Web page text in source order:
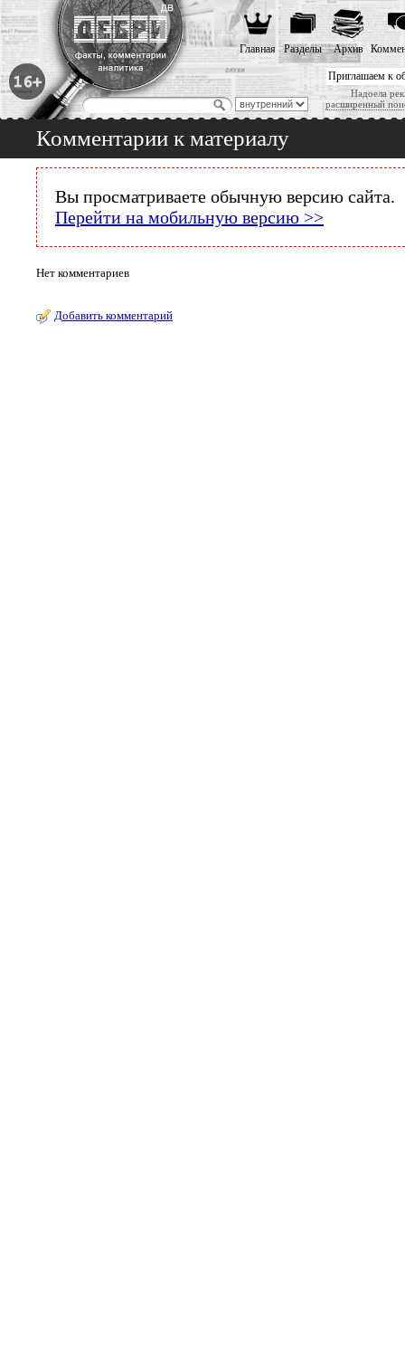
Приглашаем к
Надоела
расширенный
Главная Разделы Архив
Комментарии к материалу
Вы просматриваете обычную версию сайта.
Перейти на мобильную версию >>
Нет комментариев
Добавить комментарий